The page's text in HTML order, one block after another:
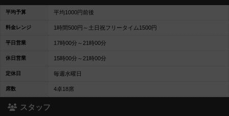
平均予算 平均1000円前後
料金レンジ 1時間500円～土日祝フリータイム1500円
平日営業 17時00分～21時00分
休日営業 15時00分～21時00分
定休日 毎週水曜日
席数 4卓18席
スタッフ